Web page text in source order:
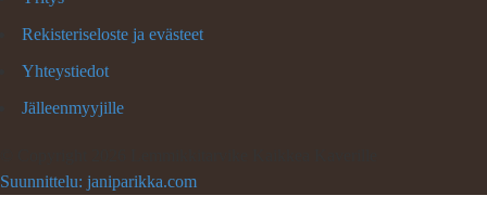
Rekisteriseloste ja evästeet
Yhteystiedot
Jälleenmyyjille
Suunnittelu: janiparikka.com